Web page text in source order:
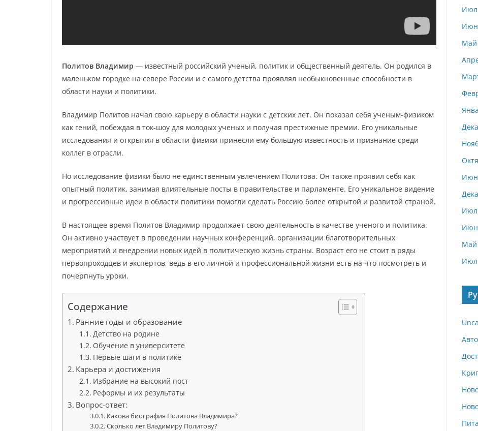
Политов Владимир — известный российский ученый, политик и общественный деятель. Он родился в
маленьком городке на севере России и с самого детства проявлял необыкновенные способности в
области науки и политики.
Владимир Политов начал свою карьеру в области науки с детских лет. Он показал себя ученым-физиком
как гений, побеждая в ток-шоу для молодых ученых и получая престижные премии. Его уникальные
исследования и открытия в области физики принесли ему большую известность и признание среди
коллег в отрасли.
Но исследование физики было не единственным увлечением Политова. Он также проявил себя как
опытный политик, занимая влиятельные посты в правительстве и парламенте. Его уникальное видение
и прогрессивные идеи в области политики помогли сделать Россию более открытой и развитой страной.
В настоящее время Политов Владимир продолжает свою деятельность в качестве ученого и политика.
Он активно участвует в проведении научных конференций, организации благотворительных
мероприятий и внедрении новых идей в политическую жизнь страны. Возраст его не стоит в ряды
первопроходцев и экспертов, ведь в его личной и профессиональной жизни есть на что посмотреть и
почерпнуть уроки.
Содержание
Ранние годы и образование
Детство на родине
Обучение в университете
Первые шаги в политике
Карьера и достижения
Избрание на высокий пост
Реформы и их результаты
Вопрос-ответ:
Какова биография Политова Владимира?
Сколько лет Владимиру Политову?
Май
Май